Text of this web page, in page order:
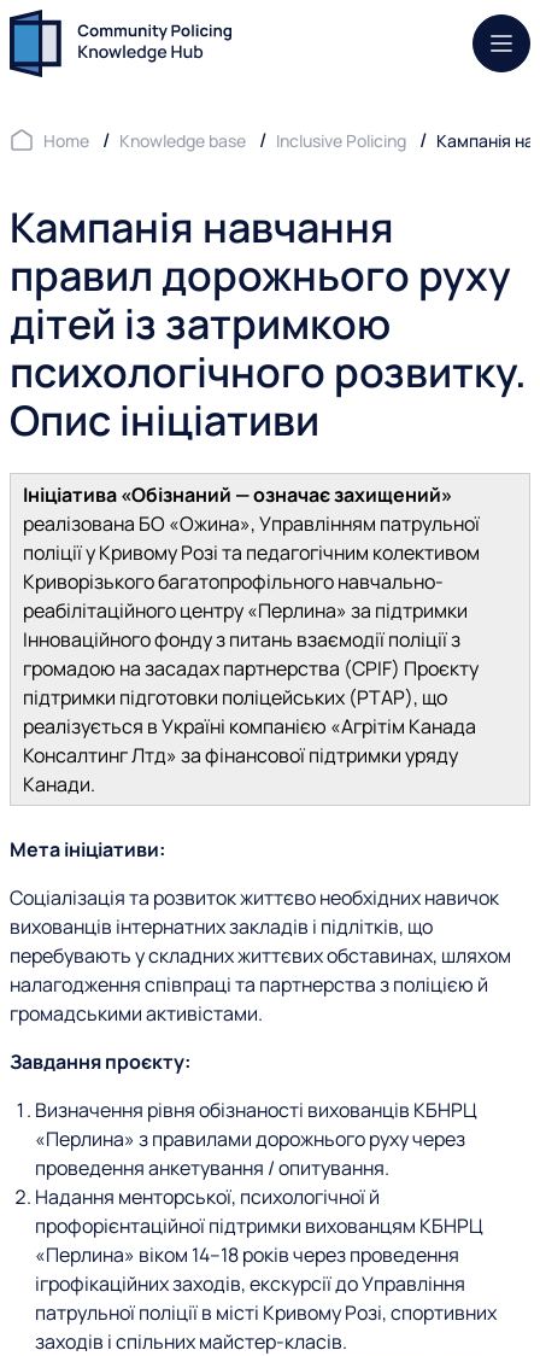
Home Knowledge base Inclusive Policing Кампанія
Кампанія навчання
правил дорожнього руху
дітей із затримкою
психологічного розвитку.
Опис ініціативи
Ініціатива «Обізнаний — означає захищений»
реалізована БО «Ожина», Управлінням патрульної
поліції у Кривому Розі та педагогічним колективом
Криворізького багатопрофільного навчально-
реабілітаційного центру «Перлина» за підтримки
Інноваційного фонду з питань взаємодії поліції з
громадою на засадах партнерства (CPIF) Проєкту
підтримки підготовки поліцейських (PTAP), що
реалізується в Україні компанією «Агрітім Канада
Консалтинг Лтд» за фінансової підтримки уряду
Канади.
Мета ініціативи:
Соціалізація та розвиток життєво необхідних навичок
вихованців інтернатних закладів і підлітків, що
перебувають у складних життєвих обставинах, шляхом
налагодження співпраці та партнерства з поліцією й
громадськими активістами.
Завдання проєкту:
Визначення рівня обізнаності вихованців КБНРЦ
«Перлина» з правилами дорожнього руху через
проведення анкетування / опитування.
Надання менторської, психологічної й
профорієнтаційної підтримки вихованцям КБНРЦ
«Перлина» віком 14–18 років через проведення
ігрофікаційних заходів, екскурсії до Управління
патрульної поліції в місті Кривому Розі, спортивних
заходів і спільних майстер-класів.